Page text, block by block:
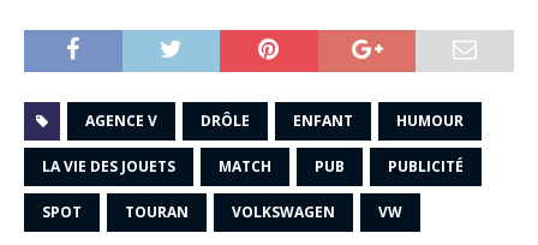
AGENCE V DRÔLE ENFANT HUMOUR
LA VIE DES JOUETS MATCH PUB PUBLICITÉ
SPOT TOURAN VOLKSWAGEN VW